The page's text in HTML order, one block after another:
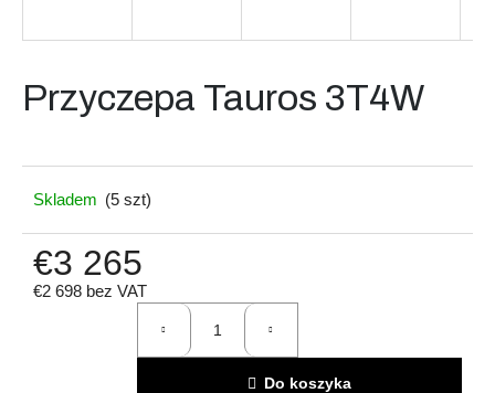
Przyczepa Tauros 3T4W
Skladem (5 szt)
€3 265
€2 698 bez VAT
Do koszyka
Szukaj
o
l
e